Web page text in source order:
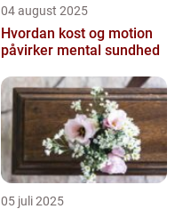
04 august 2025
Hvordan kost og motion
påvirker mental sundhed
05 juli 2025